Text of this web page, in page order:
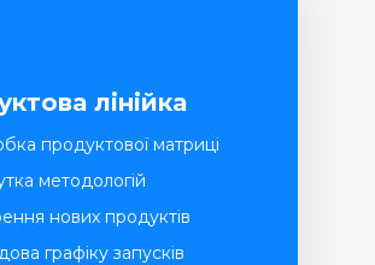
лінійка
продуктової матриці
нових продуктів
методологій
графіку запусків